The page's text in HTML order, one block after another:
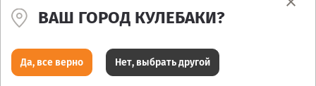
Видеообзор летних шин Sailun
Atrezzo Elite
ВАШ ГОРОД КУЛЕБАКИ?
Да, все верно Нет, выбрать другой